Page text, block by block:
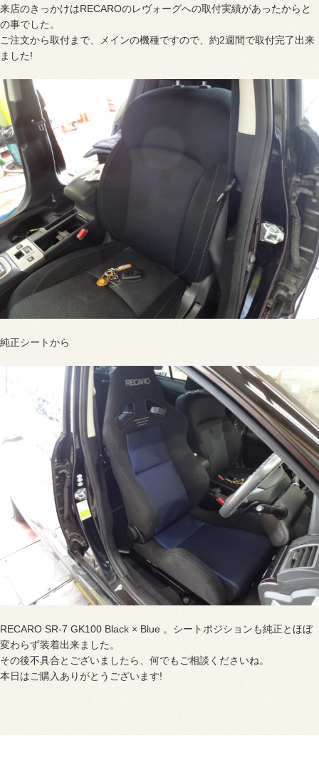
来店のきっかけはRECAROのレヴォーグへの取付実績があったからと
の事でした。
ご注文から取付まで、メインの機種ですので、約2週間で取付完了出来
ました!
純正シートから
RECARO SR-7 GK100 Black × Blue 。シートポジションも純正とほぼ
変わらず装着出来ました。
その後不具合とございましたら、何でもご相談くださいね。
本日はご購入ありがとうございます!